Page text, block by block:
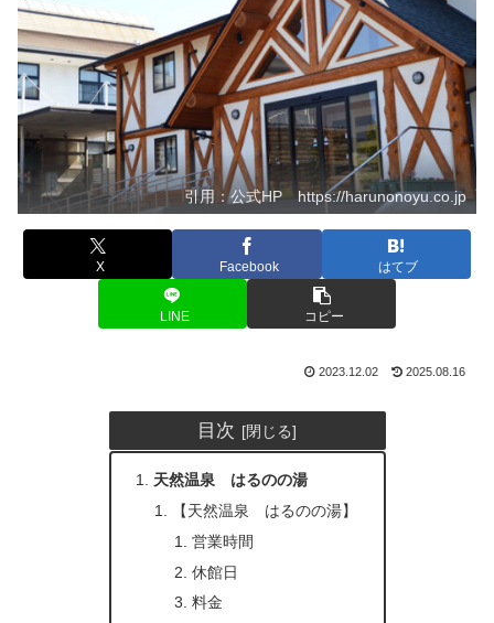
引用：公式HP https://harunonoyu.co.jp
X Facebook はてブ
LINE コピー
2023.12.02 2025.08.16
目次
天然温泉 はるのの湯
【天然温泉 はるのの湯】
営業時間
休館日
料金